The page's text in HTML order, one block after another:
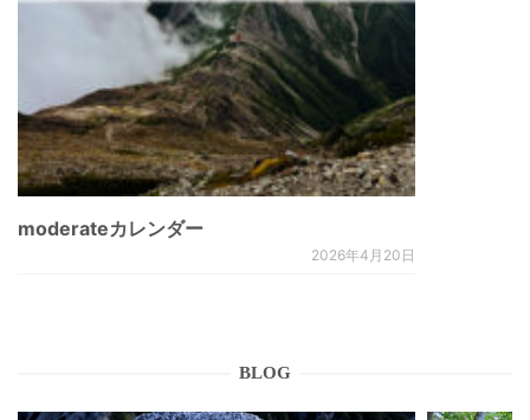
moderateカレンダー
2026年4月20日
BLOG